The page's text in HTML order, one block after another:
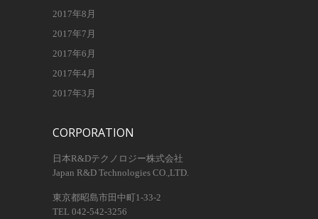
2017年8月
2017年7月
2017年6月
2017年4月
2017年3月
CORPORATION
日本R&Dテクノロジー株式会社
Japan R&D Technologies CO.,LTD.
東京都昭島市田中町1-33-2
TEL 042-542-3256